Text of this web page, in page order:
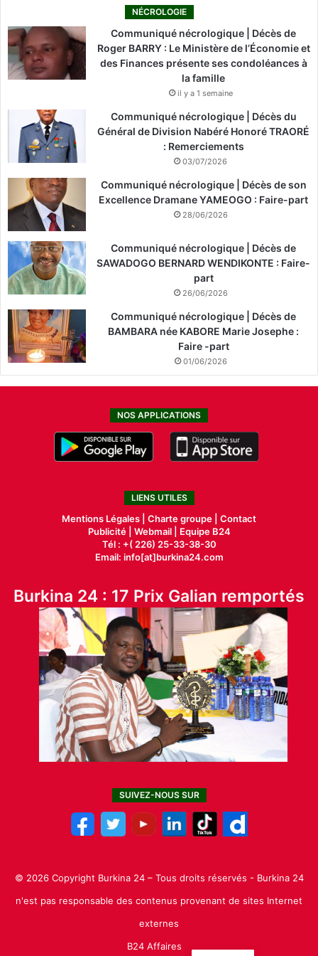
NÉCROLOGIE
Communiqué nécrologique | Décès de
Roger BARRY : Le Ministère de l’Économie et
des Finances présente ses condoléances à
la famille
il y a 1 semaine
Communiqué nécrologique | Décès du
Général de Division Nabéré Honoré TRAORÉ
: Remerciements
03/07/2026
Communiqué nécrologique | Décès de son
Excellence Dramane YAMEOGO : Faire-part
28/06/2026
Communiqué nécrologique | Décès de
SAWADOGO BERNARD WENDIKONTE : Faire-
part
26/06/2026
Communiqué nécrologique | Décès de
BAMBARA née KABORE Marie Josephe :
Faire -part
01/06/2026
NOS APPLICATIONS
LIENS UTILES
Mentions Légales | Charte groupe | Contact
Publicité| Webmail |
Equipe B24
Tél : +( 226) 25-33-38-30
Email: info[at]burkina24.com
Burkina 24 : 17 Prix Galian remportés
SUIVEZ-NOUS SUR
© 2026 Copyright Burkina 24 – Tous droits réservés - Burkina 24
n'est pas responsable des contenus provenant de sites Internet
externes
B24 Affaires